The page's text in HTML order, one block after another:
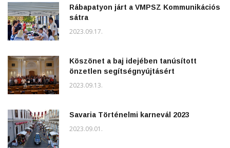
Rábapatyon járt a VMPSZ Kommunikációs
sátra
2023.09.17.
Köszönet a baj idejében tanúsított
önzetlen segítségnyújtásért
2023.09.13.
Savaria Történelmi karnevál 2023
2023.09.01.